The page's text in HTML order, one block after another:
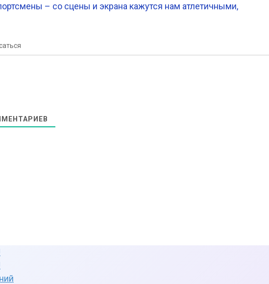
– со сцены и экрана кажутся нам атлетичными,